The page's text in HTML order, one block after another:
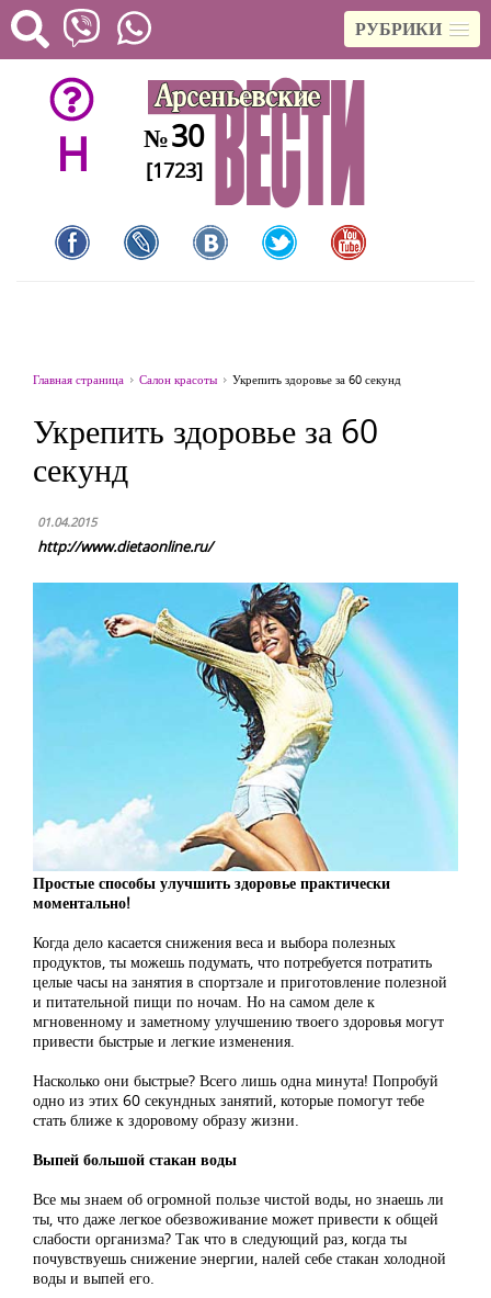
РУБРИКИ
H №30
[1723]
Главная страница Салон красоты Укрепить здоровье за 60 секунд
Укрепить здоровье за 60
секунд
01.04.2015
http://www.dietaonline.ru/
Простые способы улучшить здоровье практически
моментально!
Когда дело касается снижения веса и выбора полезных
продуктов, ты можешь подумать, что потребуется потратить
целые часы на занятия в спортзале и приготовление полезной
и питательной пищи по ночам. Но на самом деле к
мгновенному и заметному улучшению твоего здоровья могут
привести быстрые и легкие изменения.
Насколько они быстрые? Всего лишь одна минута! Попробуй
одно из этих 60 секундных занятий, которые помогут тебе
стать ближе к здоровому образу жизни.
Выпей большой стакан воды
Все мы знаем об огромной пользе чистой воды, но знаешь ли
ты, что даже легкое обезвоживание может привести к общей
слабости организма? Так что в следующий раз, когда ты
почувствуешь снижение энергии, налей себе стакан холодной
воды и выпей его.